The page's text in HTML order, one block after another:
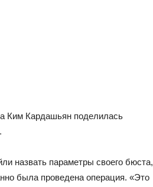
Ким Кардашьян поделилась
назвать параметры своего бюста,
была проведена операция. «Это